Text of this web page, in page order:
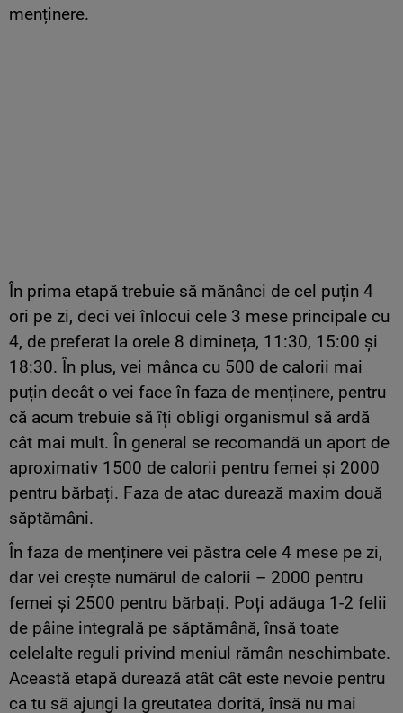
menținere.
În prima etapă trebuie să mănânci de cel puțin 4
ori pe zi, deci vei înlocui cele 3 mese principale cu
4, de preferat la orele 8 dimineța, 11:30, 15:00 și
18:30. În plus, vei mânca cu 500 de calorii mai
puțin decât o vei face în faza de menținere, pentru
că acum trebuie să îți obligi organismul să ardă
cât mai mult. În general se recomandă un aport de
aproximativ 1500 de calorii pentru femei și 2000
pentru bărbați. Faza de atac durează maxim două
săptămâni.
În faza de menținere vei păstra cele 4 mese pe zi,
dar vei crește numărul de calorii – 2000 pentru
femei și 2500 pentru bărbați. Poți adăuga 1-2 felii
de pâine integrală pe săptămână, însă toate
celelalte reguli privind meniul rămân neschimbate.
Această etapă durează atât cât este nevoie pentru
ca tu să ajungi la greutatea dorită, însă nu mai